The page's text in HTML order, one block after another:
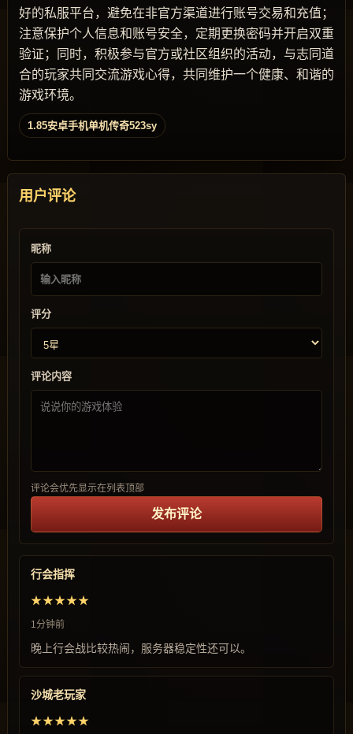
好的私服平台，避免在非官方渠道进行账号交易和充值；
注意保护个人信息和账号安全，定期更换密码并开启双重
验证；同时，积极参与官方或社区组织的活动，与志同道
合的玩家共同交流游戏心得，共同维护一个健康、和谐的
游戏环境。
1.85安卓手机单机传奇523sy
用户评论
昵称
评分
评论内容
评论会优先显示在列表顶部
发布评论
行会指挥
★★★★★
1分钟前
晚上行会战比较热闹，服务器稳定性还可以。
沙城老玩家
★★★★★